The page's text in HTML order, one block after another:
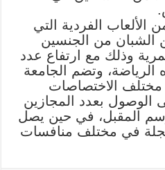
الألعاب الفردية التي
من الجنسين
وذلك مع ارتفاع عدد
الرياضة، وتضم الجامعة
مختلف الاختصاصات
إلى الوصول بعدد المجازين
المقبل، في حين يصل
إلى 40 مسجلة في مختلف منافسات